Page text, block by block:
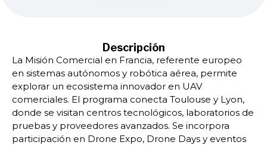
Descripción
La Misión Comercial en Francia, referente europeo
en sistemas autónomos y robótica aérea, permite
explorar un ecosistema innovador en UAV
comerciales. El programa conecta Toulouse y Lyon,
donde se visitan centros tecnológicos, laboratorios de
pruebas y proveedores avanzados. Se incorpora
participación en Drone Expo, Drone Days y eventos